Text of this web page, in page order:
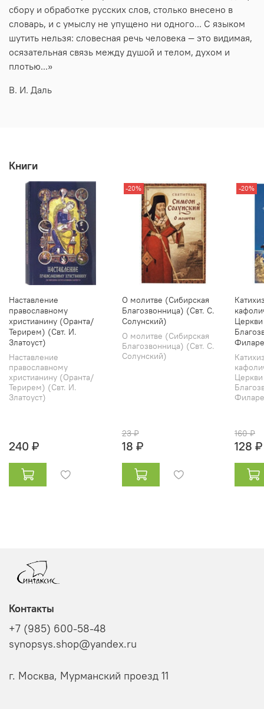
сбору и обработке русских слов, столько внесено в
словарь, и с умыслу не упущено ни одного... С языком
шутить нельзя: словесная речь человека — это видимая,
осязательная связь между душой и телом, духом и
плотью...»
В. И. Даль
Книги
Наставление
православному
христианину (Оранта/
Терирем) (Свт. И.
Златоуст)
Наставление
православному
христианину (Оранта/
Терирем) (Свт. И.
Златоуст)
240 ₽
-20%
О молитве (Сибирская
Благозвонница) (Свт. С.
Солунский)
О молитве (Сибирская
Благозвонница) (Свт. С.
Солунский)
23 ₽
18 ₽
-20%
160 ₽
128 ₽
Контакты
+7 (985) 600-58-48
synopsys.shop@yandex.ru
г. Москва, Мурманский проезд 11